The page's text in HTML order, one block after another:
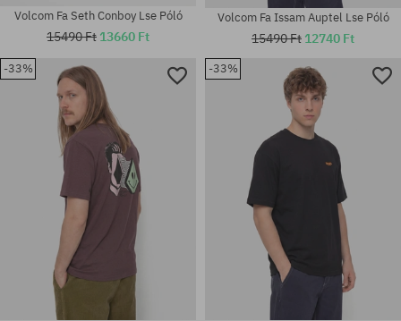
Volcom Fa Seth Conboy Lse Póló
15490 Ft 13660 Ft
Volcom Fa Issam Auptel Lse Póló
15490 Ft 12740 Ft
-33% -33%